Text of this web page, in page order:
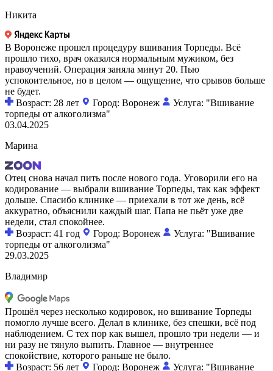
Никита
В Воронеже прошел процедуру вшивания Торпеды. Всё
прошло тихо, врач оказался нормальным мужиком, без
нравоучений. Операция заняла минут 20. Пью
успокоительное, но в целом — ощущение, что срывов больше
не будет.
Возраст: 28 лет
Город: Воронеж
Услуга: "Вшивание
торпеды от алкоголизма"
03.04.2025
Марина
Отец снова начал пить после нового года. Уговорили его на
кодирование — выбрали вшивание Торпеды, так как эффект
дольше. Спасибо клинике — приехали в тот же день, всё
аккуратно, объяснили каждый шаг. Папа не пьёт уже две
недели, стал спокойнее.
Возраст: 41 год
Город: Воронеж
Услуга: "Вшивание
торпеды от алкоголизма"
29.03.2025
Владимир
Прошёл через несколько кодировок, но вшивание Торпеды
помогло лучше всего. Делал в клинике, без спешки, всё под
наблюдением. С тех пор как вышел, прошло три недели — и
ни разу не тянуло выпить. Главное — внутреннее
спокойствие, которого раньше не было.
Возраст: 56 лет
Город: Воронеж Услуга: "Вшивание